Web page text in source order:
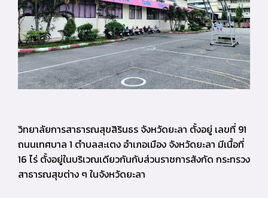
วิทยาลัยการสาธารณสุขสิรินธร จังหวัดยะลา ตั้งอยู่ เลขที่ 91
ถนนเทศบาล 1 ตำบลสะเตง อำเภอเมือง จังหวัดยะลา มีเนื้อที่
16 ไร่ ตั้งอยู่ในบริเวณเดียวกันกับส่วนราชการสังกัด กระทรวง
สาธารณสุขต่าง ๆ ในจังหวัดยะลา